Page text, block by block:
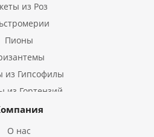
из Роз
Пионы
из Гипсофилы
из Гортензий
из Ирисов
О нас